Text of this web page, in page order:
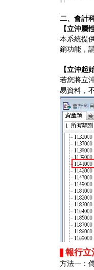
二、會計
【立沖屬
本系統提
銷功能，
【立沖起
若您將立
易資料，
報行立
方法一：